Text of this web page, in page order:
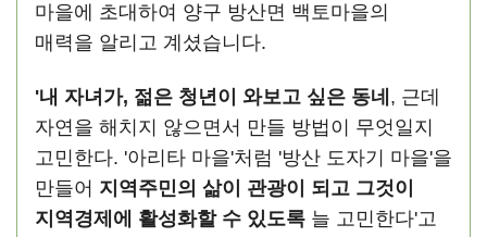
마을에 초대하여 양구 방산면 백토마을의
매력을 알리고 계셨습니다.
'내 자녀가, 젊은 청년이 와보고 싶은 동네 , 근데
자연을 해치지 않으면서 만들 방법이 무엇일지
고민한다. '아리타 마을'처럼 '방산 도자기 마을'을
만들어 지역주민의 삶이 관광이 되고 그것이
지역경제에 활성화할 수 있도록 늘 고민한다'고